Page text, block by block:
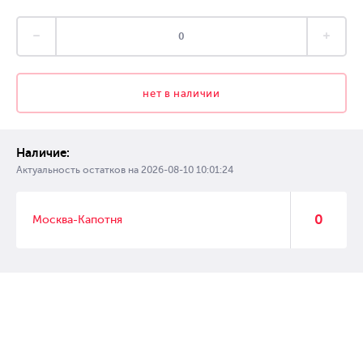
нет в наличии
Наличие:
Актуальность остатков на 2026-08-10 10:01:24
Москва-Капотня 0